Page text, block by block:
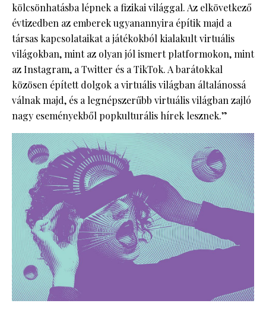
kölcsönhatásba lépnek a fizikai világgal. Az elkövetkező
évtizedben az emberek ugyanannyira építik majd a
társas kapcsolataikat a játékokból kialakult virtuális
világokban, mint az olyan jól ismert platformokon, mint
az Instagram, a Twitter és a TikTok. A barátokkal
közösen épített dolgok a virtuális világban általánossá
válnak majd, és a legnépszerűbb virtuális világban zajló
nagy eseményekből popkulturális hírek lesznek.”